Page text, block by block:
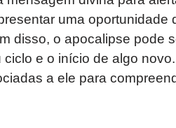
uma oportunidade
disso, o apocalipse pode
e o início de algo
a ele para